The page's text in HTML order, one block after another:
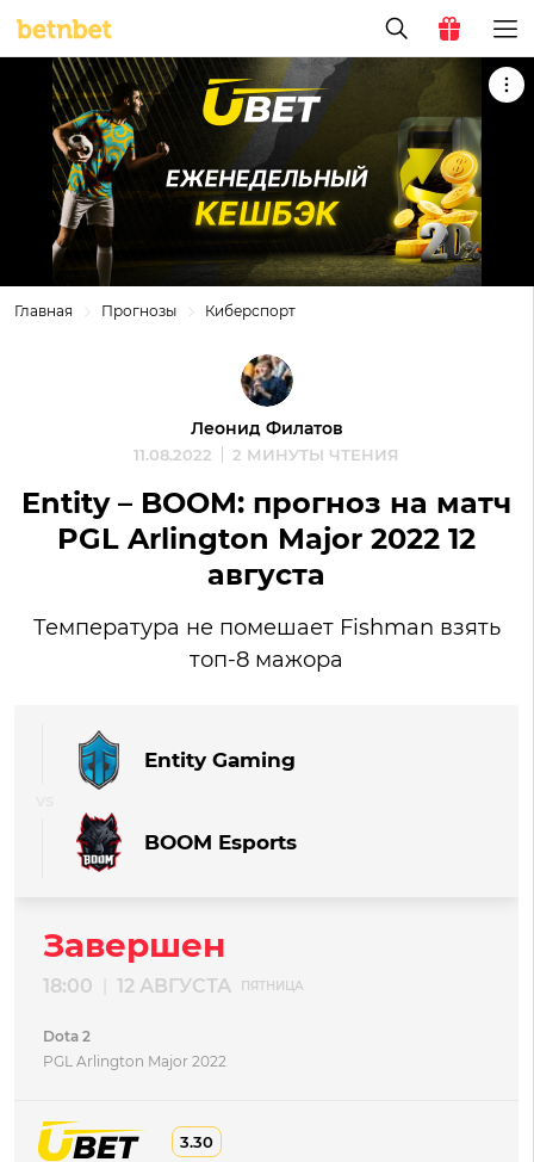
Главная Прогнозы Киберспорт
Леонид Филатов
11.08.2022 2 МИНУТЫ ЧТЕНИЯ
Entity – BOOM: прогноз на матч
PGL Arlington Major 2022 12
августа
Температура не помешает Fishman взять
топ-8 мажора
Entity Gaming
BOOM Esports
Завершен
18:00 12 АВГУСТА ПЯТНИЦА
Dota 2
PGL Arlington Major 2022
3.30